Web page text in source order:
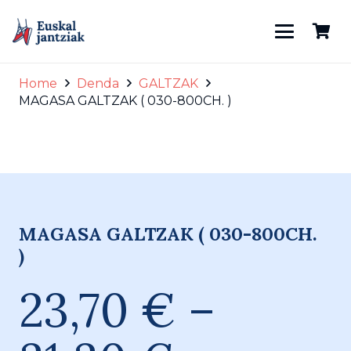
Home Denda
GALTZAK
MAGASA GALTZAK ( 030-800CH. )
MAGASA GALTZAK ( 030-800CH.
)
23,70 € –